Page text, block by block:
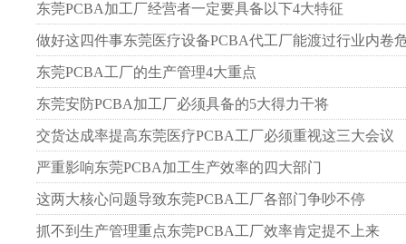
东莞PCBA加工厂经营者一定要具备以下4大特征
做好这四件事东莞医疗设备PCBA代工厂能渡过行业内卷
东莞PCBA工厂的生产管理4大重点
东莞安防PCBA加工厂必须具备的5大得力干将
交货达成率提高东莞医疗PCBA工厂必须重视这三大会议
严重影响东莞PCBA加工生产效率的四大部门
这两大核心问题导致东莞PCBA工厂各部门争吵不停
抓不到生产管理重点东莞PCBA工厂效率肯定提不上来